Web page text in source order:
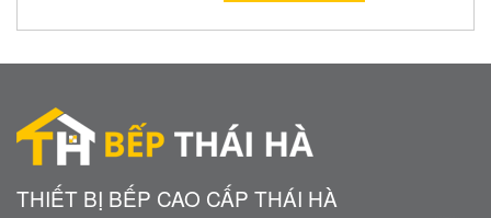
THIẾT BỊ BẾP CAO CẤP THÁI HÀ